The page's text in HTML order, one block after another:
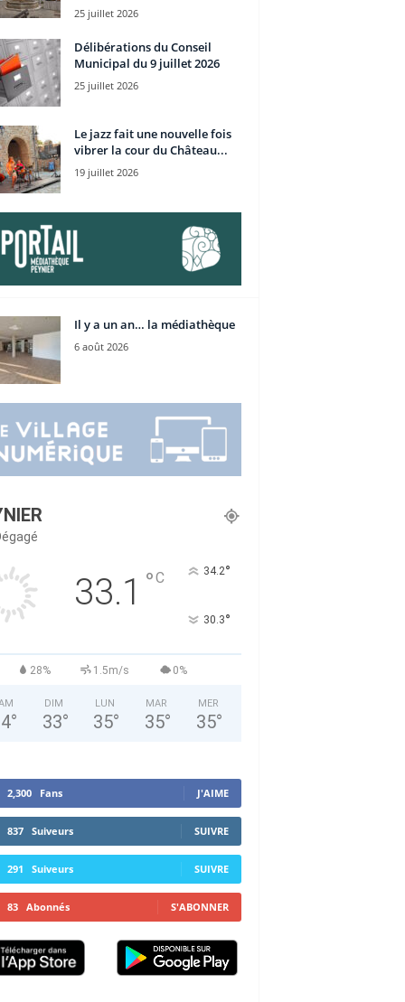
25 juillet 2026
Délibérations du Conseil
Municipal du 9 juillet 2026
25 juillet 2026
Le jazz fait une nouvelle fois
vibrer la cour du Château...
19 juillet 2026
Il y a un an… la médiathèque
6 août 2026
33.1 °C 34.2°
30.3°
28% 1.5m/s 0%
°
DIM
33°
LUN
35°
MAR
35°
MER
35°
2,300 Fans J'AIME
837 Suiveurs SUIVRE
291 Suiveurs SUIVRE
83 Abonnés S'ABONNER